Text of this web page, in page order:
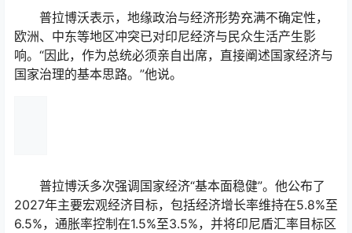
普拉博沃表示，地缘政治与经济形势充满不确定性，
欧洲、中东等地区冲突已对印尼经济与民众生活产生影
响。“因此，作为总统必须亲自出席，直接阐述国家经济与
国家治理的基本思路。”他说。
普拉博沃多次强调国家经济“基本面稳健”。他公布了
2027年主要宏观经济目标，包括经济增长率维持在5.8%至
6.5%，通胀率控制在1.5%至3.5%，并将印尼盾汇率目标区